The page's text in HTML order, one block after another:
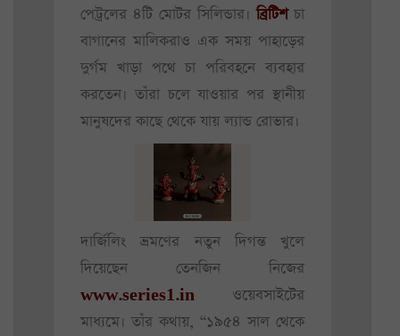
পেট্রলের ৪টি মোটর সিলিন্ডার।ব্রিটিশচা
বাগানের মালিকরাও এক সময় পাহাড়ের
দুর্গম খাড়া পথে চা পরিবহনে ব্যবহার
করতেন। তাঁরা চলে যাওয়ার পর স্থানীয়
মানুষদের কাছে থেকে যায় ল্যান্ড রোভার।
দার্জিলিং ভ্রমণের নতুন দিগন্ত খুলে
দিয়েছেন তেনজিন নিজের
www.series1.in ওয়েবসাইটের
মাধ্যমে। তাঁর কথায়, “১৯৫৪ সাল থেকে